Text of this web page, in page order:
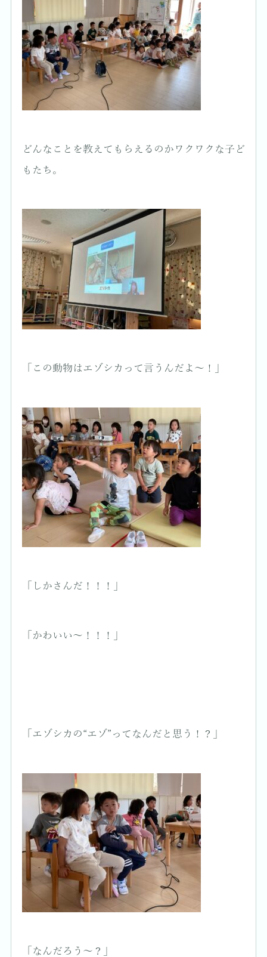
どんなことを教えてもらえるのかワクワクな子ど
もたち。
「この動物はエゾシカって言うんだよ〜！」
「しかさんだ！！！」
「かわいい〜！！！」
「エゾシカの“エゾ”ってなんだと思う！？」
「なんだろう〜？」